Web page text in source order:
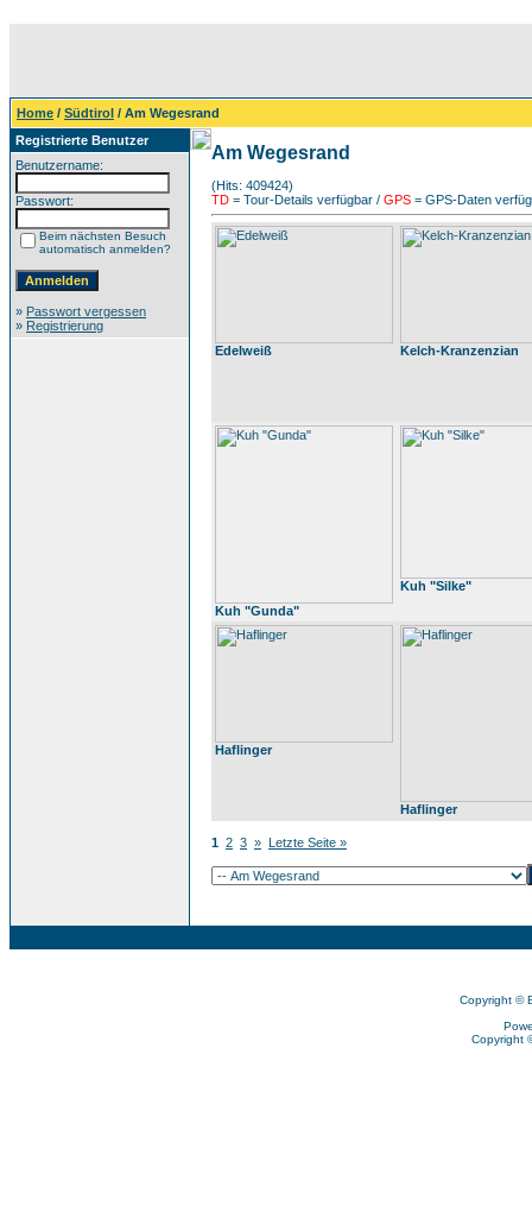
Home / Südtirol / Am Wegesrand
Registrierte Benutzer
Benutzername:
Passwort:
Beim nächsten Besuch
automatisch anmelden?
» Passwort vergessen
» Registrierung
Am Wegesrand
(Hits: 409424)
TD = Tour-Details verfügbar / GPS = GPS-Daten
Edelweiß Kelch-Kranzenzian
Kuh "Gunda"
Kuh "Silke"
Haflinger
Haflinger
1 2 3 » Letzte Seite »
Copyright ©
Copyright